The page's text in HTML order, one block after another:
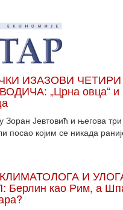
ИЗАЗОВИ ЧЕТИРИ
„Црна овца“ и
Зоран Јевтовић и његова три
посао којим се никада
И
као Рим, а